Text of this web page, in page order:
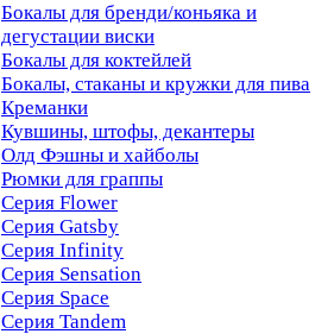
Бокалы для бренди/коньяка и
дегустации виски
Бокалы для коктейлей
Бокалы, стаканы и кружки для пива
Креманки
Кувшины, штофы, декантеры
Олд Фэшны и хайболы
Рюмки для граппы
Серия Flower
Серия Gatsby
Серия Infinity
Серия Sensation
Серия Space
Серия Tandem